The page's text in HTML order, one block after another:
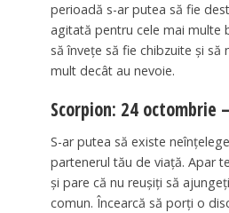
perioadă s-ar putea să fie
agitată pentru cele mai multe
să învețe să fie chibzuite și să
mult decât au nevoie.
Scorpion: 24 octombrie
S-ar putea să existe
partenerul tău de viață. Apar
și pare că nu reușiți să
comun. Încearcă să porți o